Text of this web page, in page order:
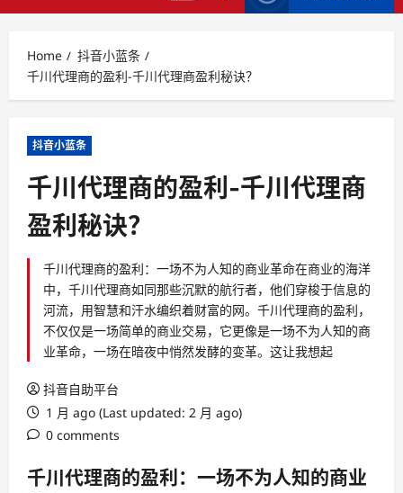
Home
抖音小蓝条
千川代理商的盈利-千川代理商盈利秘诀？
抖音小蓝条
千川代理商的盈利-千川代理商
盈利秘诀？
千川代理商的盈利：一场不为人知的商业革命在商业的海洋
中，千川代理商如同那些沉默的航行者，他们穿梭于信息的
河流，用智慧和汗水编织着财富的网。千川代理商的盈利，
不仅仅是一场简单的商业交易，它更像是一场不为人知的商
业革命，一场在暗夜中悄然发酵的变革。这让我想起
抖音自助平台
1 月 ago (Last updated: 2 月 ago)
0 comments
千川代理商的盈利：一场不为人知的商业